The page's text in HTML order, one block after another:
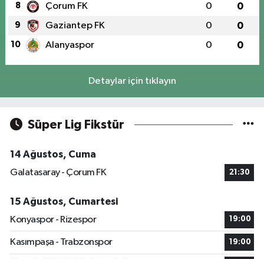
8 Çorum FK 0 0
9 Gaziantep FK 0 0
10 Alanyaspor 0 0
Detaylar için tıklayın
Süper Lig Fikstür
14 Ağustos, Cuma
Galatasaray - Çorum FK
21:30
15 Ağustos, Cumartesi
Konyaspor - Rizespor
19:00
Kasımpaşa - Trabzonspor 19:00